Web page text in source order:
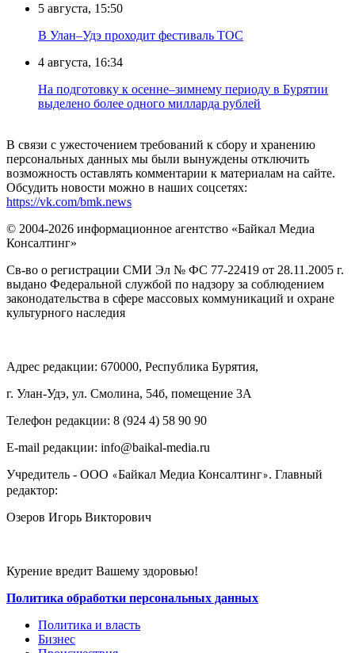
5 августа, 15:50
В Улан–Удэ проходит фестиваль ТОС
4 августа, 16:34
На подготовку к осенне–зимнему периоду в Бурятии
выделено более одного милларда рублей
В связи с ужесточением требований к сбору и хранению
персональных данных мы были вынуждены отключить
возможность оставлять комментарии к материалам на сайте.
Обсудить новости можно в наших соцсетях:
https://vk.com/bmk.news
© 2004-2026 информационное агентство «Байкал Медиа
Консалтинг»
Св-во о регистрации СМИ Эл № ФС 77-22419 от 28.11.2005 г.
выдано Федеральной службой по надзору за соблюдением
законодательства в сфере массовых коммуникаций и охране
культурного наследия
Адрес редакции: 670000, Республика Бурятия,
г. Улан-Удэ, ул. Смолина, 54б, помещение 3А
Телефон редакции: ‎‎8 (924 4) 58 90 90
E-mail редакции: info@baikal-media.ru
Учредитель - ООО «Байкал Медиа Консалтинг». Главный
редактор:
Озеров Игорь Викторович
Курение вредит Вашему здоровью!
Политика обработки персональных данных
Политика и власть
Бизнес